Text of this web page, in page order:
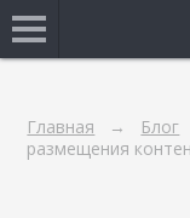
Главная Блог
размещения